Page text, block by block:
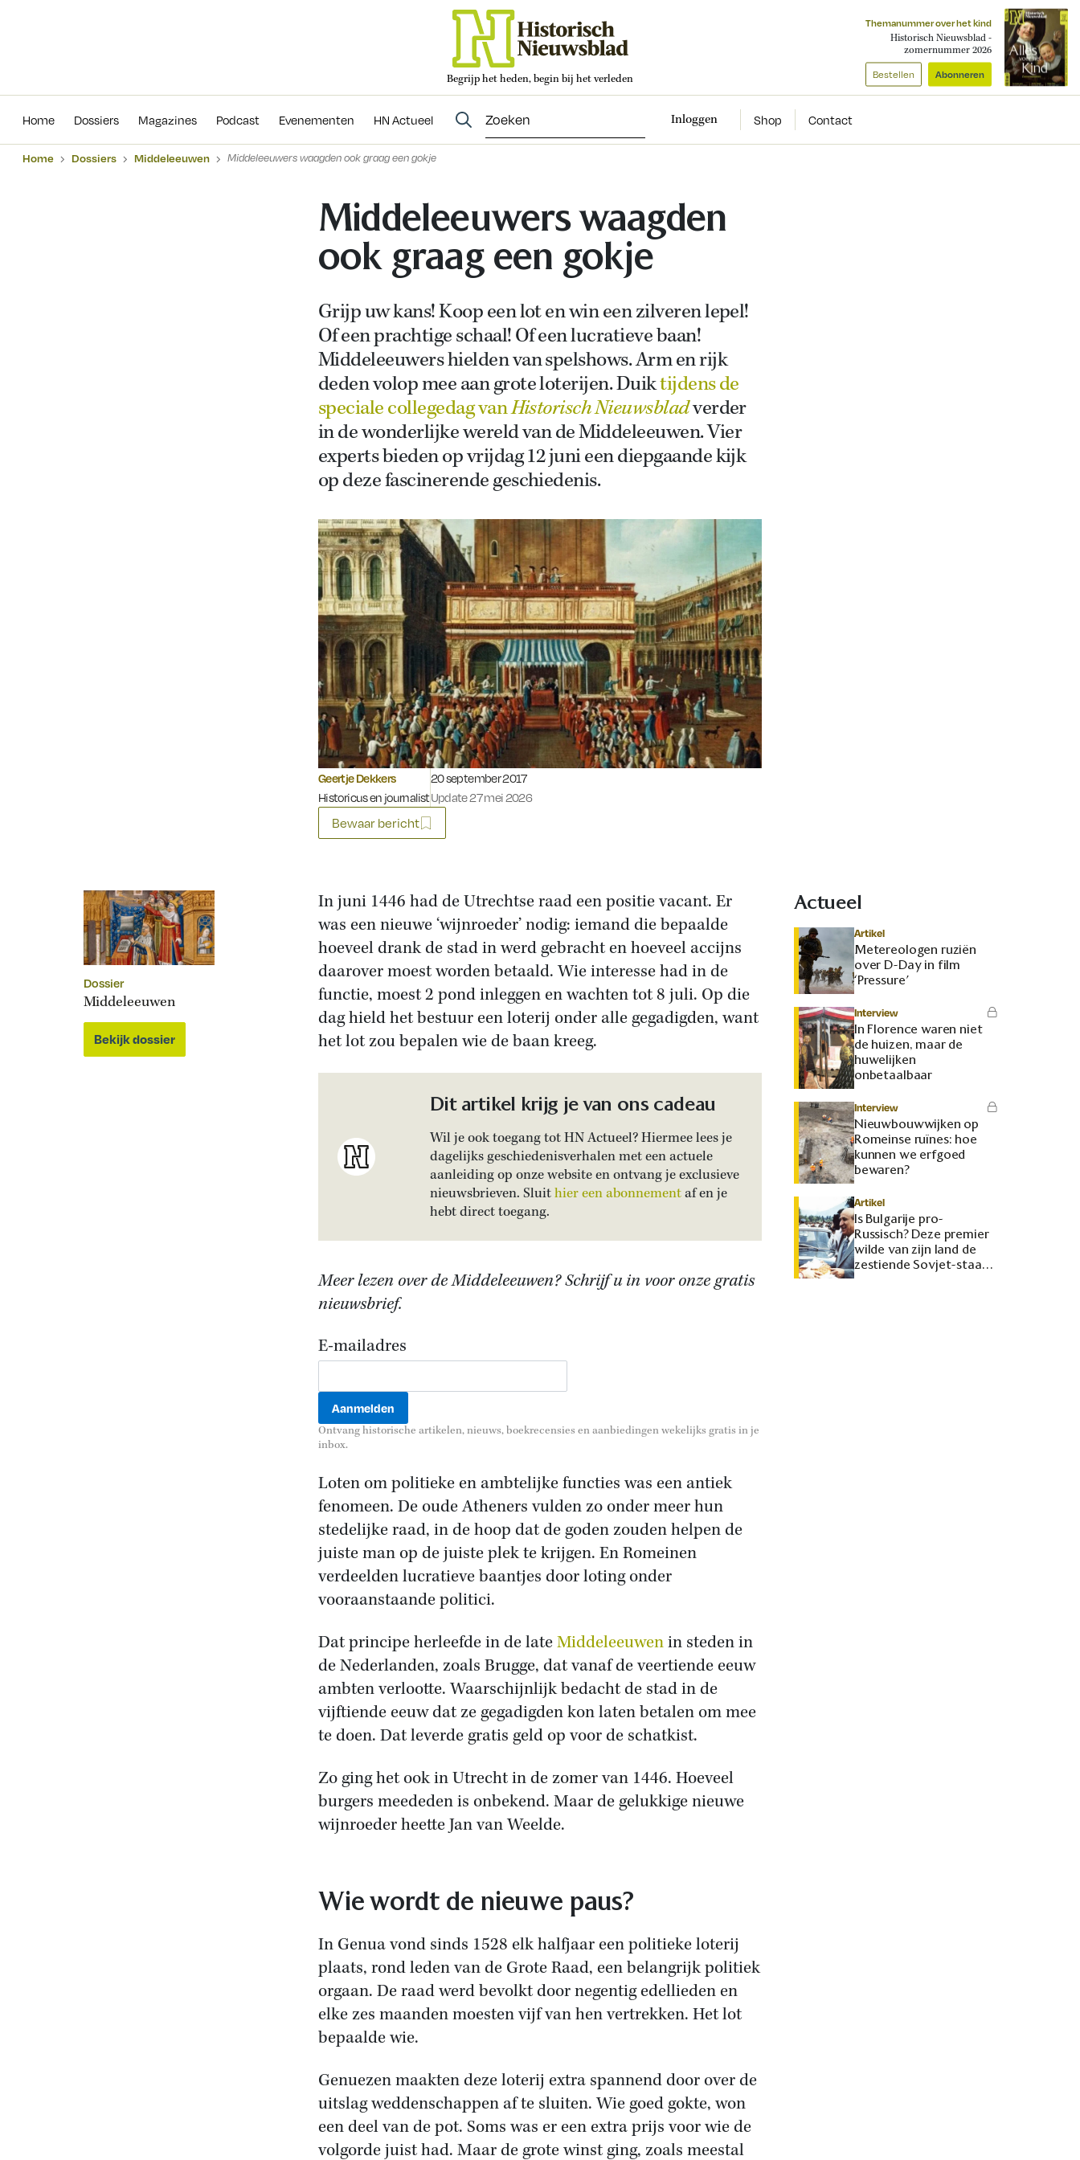
Begrijp het heden, begin bij het verleden
Themanummer over het kind
Historisch Nieuwsblad -
zomernummer 2026
Bestellen Abonneren
Home Dossiers Magazines Podcast Evenementen HN Actueel Inloggen Shop Contact
Evenementen
Home Dossiers Middeleeuwen Middeleeuwers waagden ook graag een gokje
Middeleeuwers waagden
ook graag een gokje
Grijp uw kans! Koop een lot en win een zilveren lepel!
Of een prachtige schaal! Of een lucratieve baan!
Middeleeuwers hielden van spelshows. Arm en rijk
deden volop mee aan grote loterijen. Duiktijdens de
speciale collegedag vanHistorisch Nieuwsbladverder
in de wonderlijke wereld van de Middeleeuwen. Vier
experts bieden op vrijdag 12 juni een diepgaande kijk
op deze fascinerende geschiedenis.
Geertje Dekkers
Historicus en journalist
Gepubliceerd op:
20 september 2017
Update 27 mei 2026
Bewaar bericht
Dossier
Middeleeuwen
Bekijk dossier
In juni 1446 had de Utrechtse raad een positie vacant. Er
was een nieuwe ‘wijnroeder’ nodig: iemand die bepaalde
hoeveel drank de stad in werd gebracht en hoeveel accijns
daarover moest worden betaald. Wie interesse had in de
functie, moest 2 pond inleggen en wachten tot 8 juli. Op die
dag hield het bestuur een loterij onder alle gegadigden, want
het lot zou bepalen wie de baan kreeg.
Dit artikel krijg je van ons cadeau
Wil je ook toegang tot HN Actueel? Hiermee lees je
dagelijks geschiedenisverhalen met een actuele
aanleiding op onze website en ontvang je exclusieve
nieuwsbrieven. Sluithier een abonnementaf en je
hebt direct toegang.
Meer lezen over de Middeleeuwen? Schrijf u in voor onze gratis
nieuwsbrief.
E-mailadres
Ontvang historische artikelen, nieuws, boekrecensies en aanbiedingen wekelijks gratis in je
inbox.
Loten om politieke en ambtelijke functies was een antiek
fenomeen. De oude Atheners vulden zo onder meer hun
stedelijke raad, in de hoop dat de goden zouden helpen de
juiste man op de juiste plek te krijgen. En Romeinen
verdeelden lucratieve baantjes door loting onder
vooraanstaande politici.
Dat principe herleefde in de lateMiddeleeuwenin steden in
de Nederlanden, zoals Brugge, dat vanaf de veertiende eeuw
ambten verlootte. Waarschijnlijk bedacht de stad in de
vijftiende eeuw dat ze gegadigden kon laten betalen om mee
te doen. Dat leverde gratis geld op voor de schatkist.
Zo ging het ook in Utrecht in de zomer van 1446. Hoeveel
burgers meededen is onbekend. Maar de gelukkige nieuwe
wijnroeder heette Jan van Weelde.
Wie wordt de nieuwe paus?
In Genua vond sinds 1528 elk halfjaar een politieke loterij
plaats, rond leden van de Grote Raad, een belangrijk politiek
orgaan. De raad werd bevolkt door negentig edellieden en
elke zes maanden moesten vijf van hen vertrekken. Het lot
bepaalde wie.
Genuezen maakten deze loterij extra spannend door over de
uitslag weddenschappen af te sluiten. Wie goed gokte, won
een deel van de pot. Soms was er een extra prijs voor wie de
volgorde juist had. Maar de grote winst ging, zoals meestal
Actueel
Artikel
Metereologen ruziën
over D-Day in film
‘Pressure’
Interview
In Florence waren niet
de huizen, maar de
huwelijken
onbetaalbaar
Interview
Nieuwbouwwijken op
Romeinse ruïnes: hoe
kunnen we erfgoed
bewaren?
Artikel
Is Bulgarije pro-
Russisch? Deze premier
wilde van zijn land de
zestiende Sovjet-staat
maken